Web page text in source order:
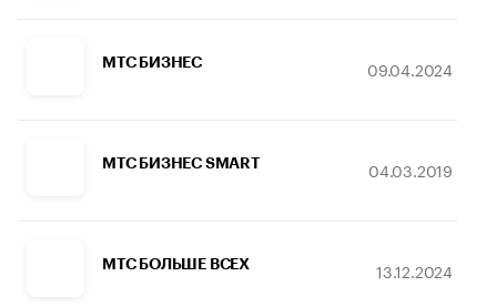
МТС БИЗНЕС 09.04.2024
МТС БИЗНЕС SMART 04.03.2019
МТС БОЛЬШЕ ВСЕХ 13.12.2024